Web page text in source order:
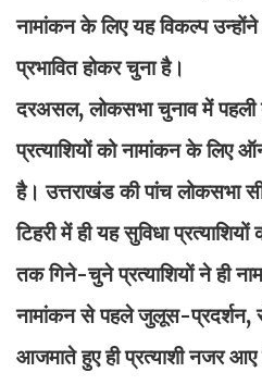
नामांकन के लिए यह विकल्प
प्रभावित होकर चुना है।
दरअसल, लोकसभा चुनाव में पहली
प्रत्याशियों को नामांकन के लिए
है। उत्तराखंड की पांच लोकसभा
टिहरी में ही यह सुविधा
तक गिने-चुने प्रत्याशियों ने ही
नामांकन से पहले जुलूस-प्रदर्शन,
आजमाते हुए ही प्रत्याशी नजर आए